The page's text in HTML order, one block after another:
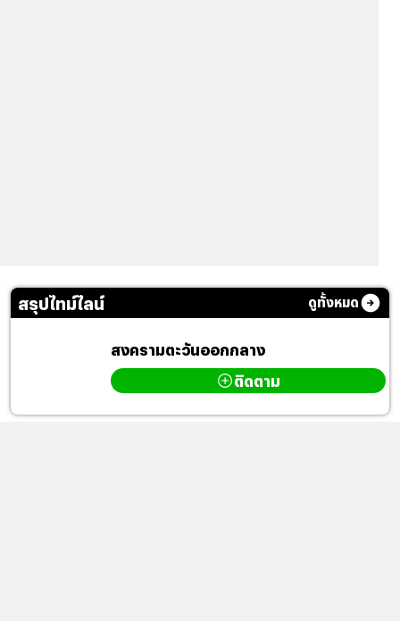
สรุปไทม์ไลน์ ดูทั้งหมด
สงครามตะวันออกกลาง
ติดตาม